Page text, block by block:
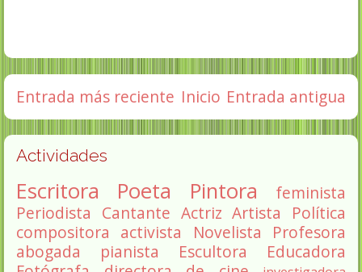
Entrada más reciente Entrada antigua
Inicio
Actividades
Escritora Poeta Pintora
feminista
Periodista Cantante Actriz Artista
Política
compositora activista Novelista
Profesora
abogada
pianista Escultora
Educadora